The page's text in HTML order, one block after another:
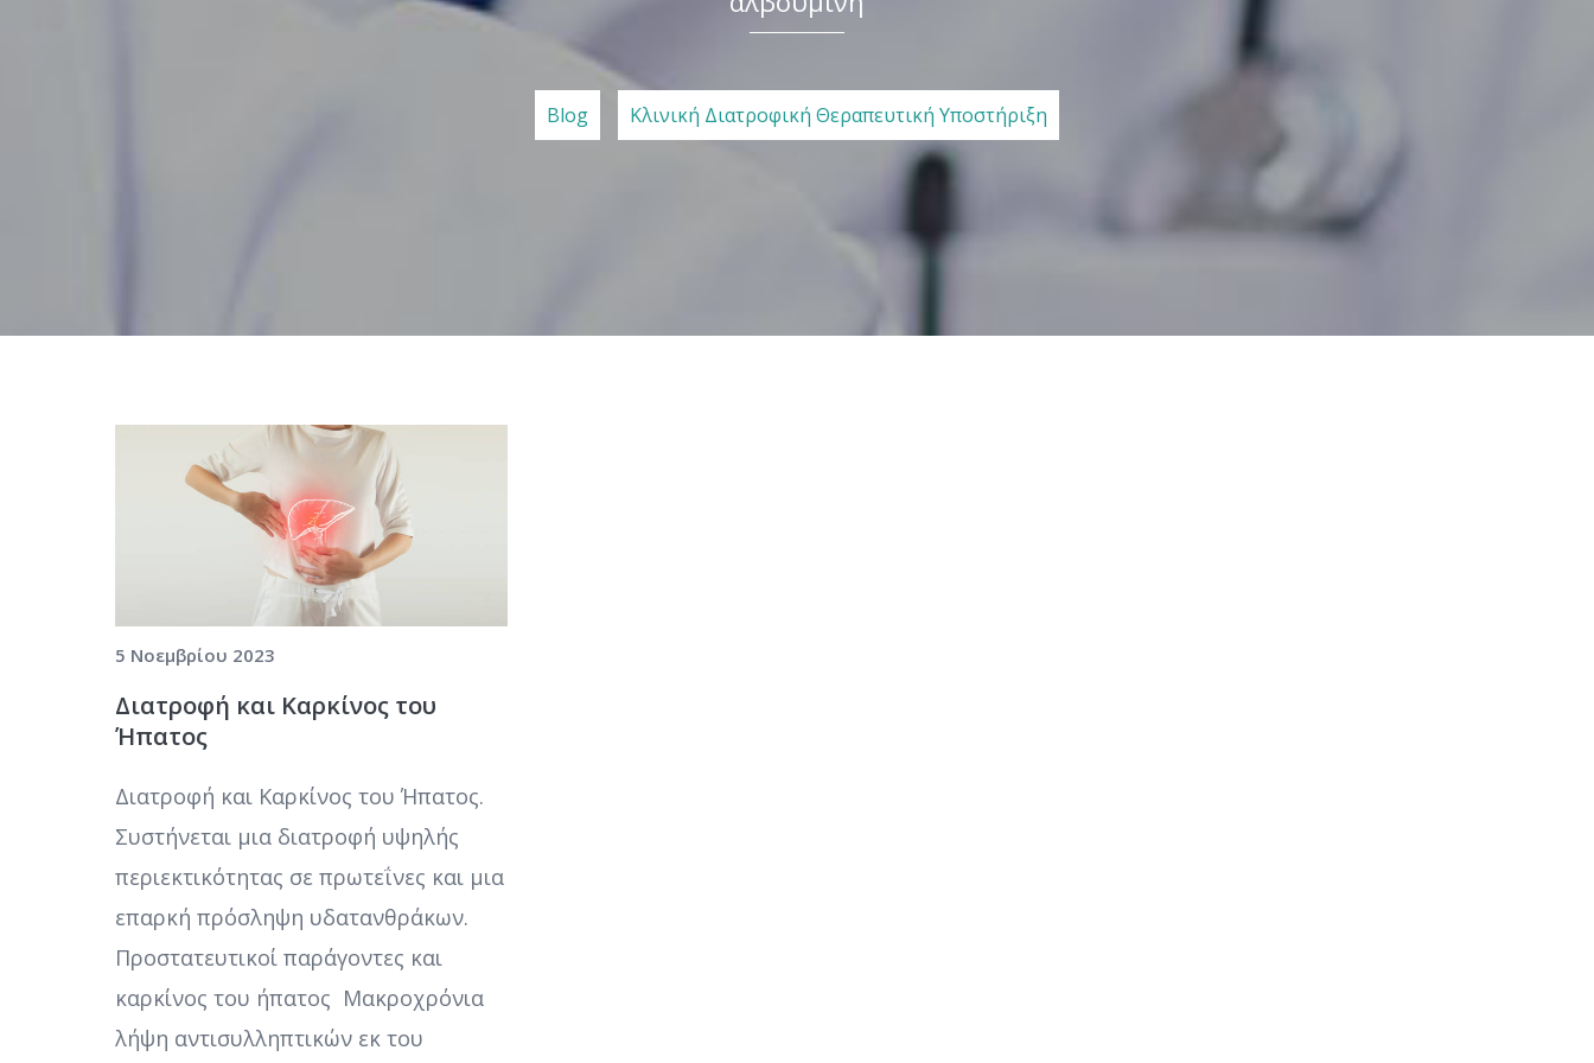
Blog Κλινική Διατροφική Θεραπευτική Υποστήριξη
5 Νοεμβρίου 2023
Διατροφή και Καρκίνος του
Ήπατος
Διατροφή και Καρκίνος του Ήπατος.
Συστήνεται μια διατροφή υψηλής
περιεκτικότητας σε πρωτεΐνες και μια
επαρκή πρόσληψη υδατανθράκων.
Προστατευτικοί παράγοντες και
καρκίνος του ήπατος Μακροχρόνια
λήψη αντισυλληπτικών εκ του